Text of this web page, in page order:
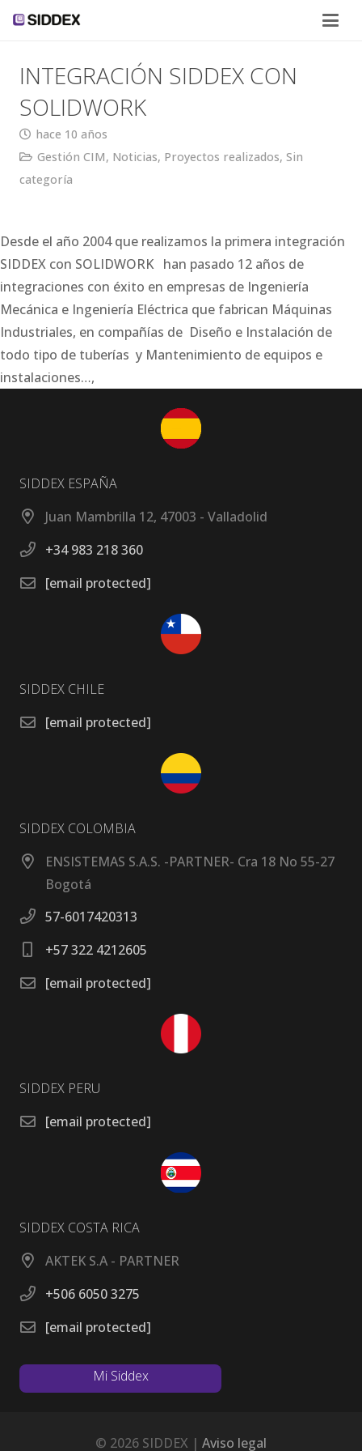
INTEGRACIÓN SIDDEX CON
SOLIDWORK
hace 10 años
Gestión CIM, Noticias, Proyectos realizados, Sin
categoría
Desde el año 2004 que realizamos la primera integración
SIDDEX con SOLIDWORK han pasado 12 años de
integraciones con éxito en empresas de Ingeniería
Mecánica e Ingeniería Eléctrica que fabrican Máquinas
Industriales, en compañías de Diseño e Instalación de
todo tipo de tuberías y Mantenimiento de equipos e
instalaciones…,
SIDDEX ESPAÑA
Juan Mambrilla 12, 47003 - Valladolid
+34 983 218 360
[email protected]
SIDDEX CHILE
[email protected]
SIDDEX COLOMBIA
ENSISTEMAS S.A.S. -PARTNER- Cra 18 No 55-27
Bogotá
57-6017420313
+57 322 4212605
[email protected]
SIDDEX PERU
[email protected]
SIDDEX COSTA RICA
AKTEK S.A - PARTNER
+506 6050 3275
[email protected]
Mi Siddex
Mi Siddex
© 2026 SIDDEX | Aviso legal